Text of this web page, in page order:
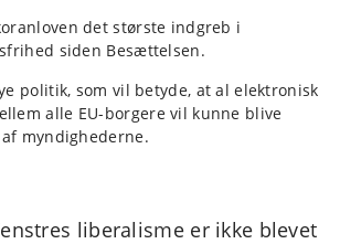
det største indgreb i
siden Besættelsen.
politik, som vil betyde, at al elektronisk
alle EU-borgere vil kunne blive
myndighederne.
liberalisme er ikke blevet